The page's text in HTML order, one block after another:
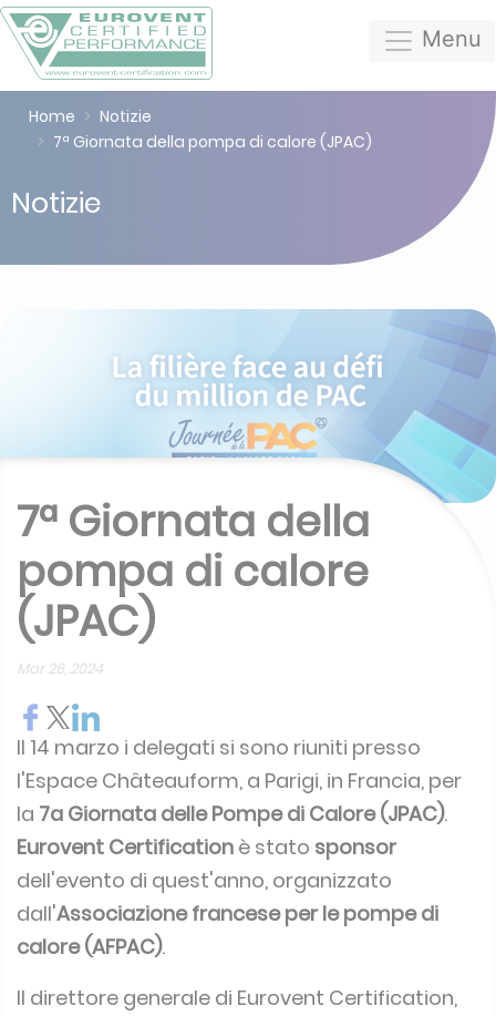
Menu
Home
Notizie
7ª Giornata della pompa di calore (JPAC)
Notizie
7ª Giornata della
pompa di calore
(JPAC)
Mar 26, 2024
Il 14 marzo i delegati si sono riuniti presso
l'Espace Châteauform, a Parigi, in Francia, per
la 7a Giornata delle Pompe di Calore (JPAC).
Eurovent Certification è stato sponsor
dell'evento di quest'anno, organizzato
dall'Associazione francese per le pompe di
calore (AFPAC).
Il direttore generale di Eurovent Certification,